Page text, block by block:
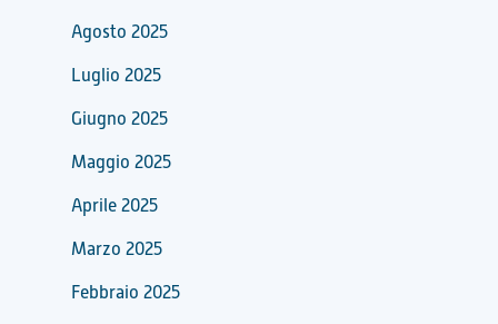
Agosto 2025
Luglio 2025
Giugno 2025
Maggio 2025
Aprile 2025
Marzo 2025
Febbraio 2025